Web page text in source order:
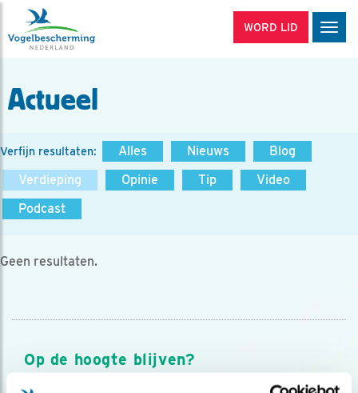
WORD LID
Actueel
Verfijn resultaten: Alles Nieuws
Blog
Verdieping
Opinie Tip
Video
Podcast
Geen resultaten.
Op de hoogte blijven?
Meld je aan en ontvang nieuws, inspiratie, acties en tips